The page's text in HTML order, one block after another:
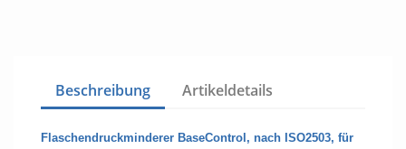
Beschreibung Artikeldetails
Flaschendruckminderer BaseControl, nach ISO2503, für